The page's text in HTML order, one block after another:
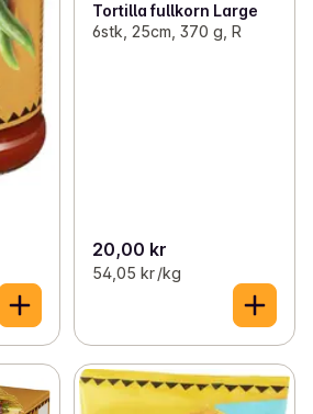
Tortilla fullkorn Large
6stk, 25cm, 370 g, R
20,00 kr
54,05 kr /kg